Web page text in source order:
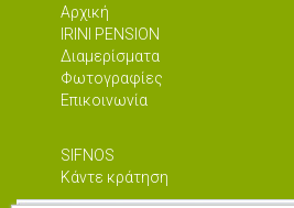
Αρχική
IRINI PENSION
Διαμερίσματα
Φωτογραφίες
Επικοινωνία
SIFNOS
Κάντε κράτηση